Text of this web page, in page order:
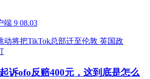
端 9 08.03
诉ofo反赔400元，这到底是怎么